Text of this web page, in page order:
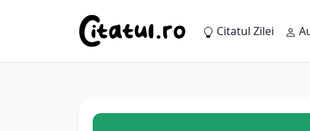
Citatul Zilei